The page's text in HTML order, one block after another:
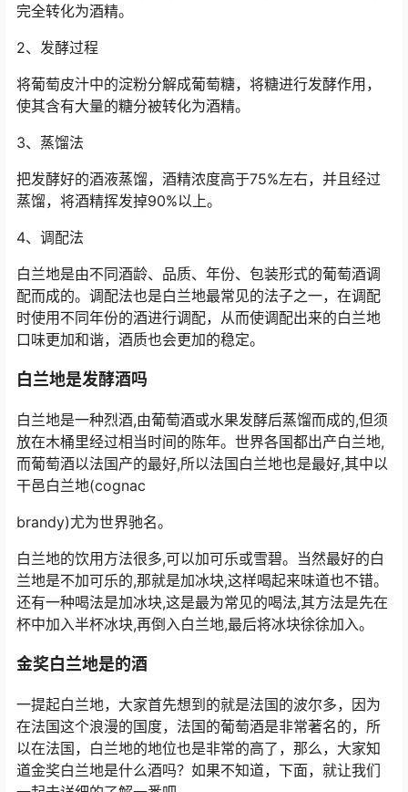
完全转化为酒精。
2、发酵过程
将葡萄皮汁中的淀粉分解成葡萄糖，将糖进行发酵作用，
使其含有大量的糖分被转化为酒精。
3、蒸馏法
把发酵好的酒液蒸馏，酒精浓度高于75%左右，并且经过
蒸馏，将酒精挥发掉90%以上。
4、调配法
白兰地是由不同酒龄、品质、年份、包装形式的葡萄酒调
配而成的。调配法也是白兰地最常见的法子之一，在调配
时使用不同年份的酒进行调配，从而使调配出来的白兰地
口味更加和谐，酒质也会更加的稳定。
白兰地是发酵酒吗
白兰地是一种烈酒,由葡萄酒或水果发酵后蒸馏而成的,但须
放在木桶里经过相当时间的陈年。世界各国都出产白兰地,
而葡萄酒以法国产的最好,所以法国白兰地也是最好,其中以
干邑白兰地(cognac
brandy)尤为世界驰名。
白兰地的饮用方法很多,可以加可乐或雪碧。当然最好的白
兰地是不加可乐的,那就是加冰块,这样喝起来味道也不错。
还有一种喝法是加冰块,这是最为常见的喝法,其方法是先在
杯中加入半杯冰块,再倒入白兰地,最后将冰块徐徐加入。
金奖白兰地是的酒
一提起白兰地，大家首先想到的就是法国的波尔多，因为
在法国这个浪漫的国度，法国的葡萄酒是非常著名的，所
以在法国，白兰地的地位也是非常的高了，那么，大家知
道金奖白兰地是什么酒吗？如果不知道，下面，就让我们